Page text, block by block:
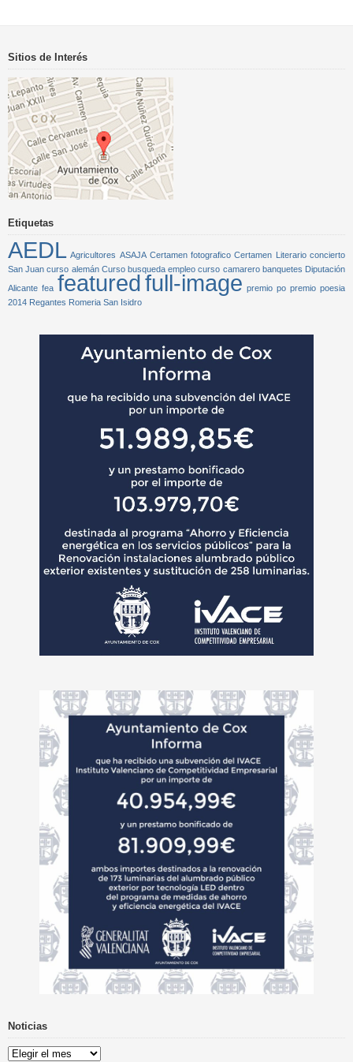
Sitios de Interés
Etiquetas
AEDL Agricultores ASAJA Certamen fotografico Certamen Literario concierto
San Juan curso alemán Curso busqueda empleo curso camarero banquetes Diputación
Alicante fea featuredfull-image premio po premio poesia
2014 Regantes Romeria San Isidro
Noticias
Noticias